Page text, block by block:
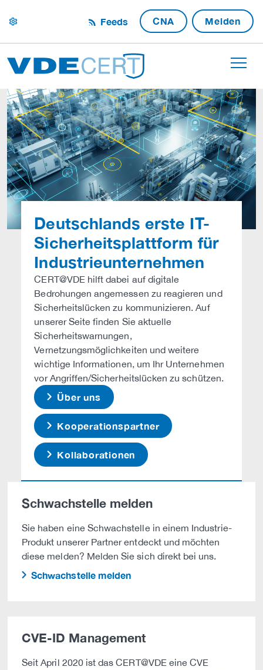
settings Feeds CNA Melden
Deutschlands erste IT-
Sicherheitsplattform für
Industrieunternehmen
CERT@VDE hilft dabei auf digitale
Bedrohungen angemessen zu reagieren und
Sicherheitslücken zu kommunizieren. Auf
unserer Seite finden Sie aktuelle
Sicherheitswarnungen,
Vernetzungsmöglichkeiten und weitere
wichtige Informationen, um Ihr Unternehmen
vor Angriffen/Sicherheitslücken zu schützen.
Über uns
Kooperationspartner
Kollaborationen
Schwachstelle melden
Sie haben eine Schwachstelle in einem Industrie-
Produkt unserer Partner entdeckt und möchten
diese melden? Melden Sie sich direkt bei uns.
Schwachstelle melden
CVE-ID Management
Seit April 2020 ist das CERT@VDE eine CVE